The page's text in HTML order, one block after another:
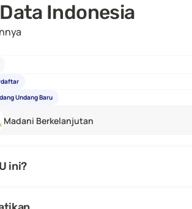
Indonesia
Undang Baru
Madani Berkelanjutan
ini?